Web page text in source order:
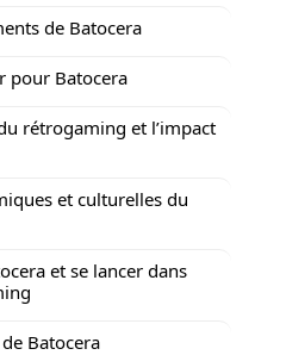
de Batocera
pour Batocera
rétrogaming et l’impact
et culturelles du
et se lancer dans
Batocera